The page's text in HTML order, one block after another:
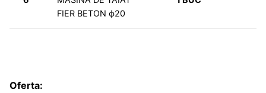
FIER BETON ϕ20
Oferta: